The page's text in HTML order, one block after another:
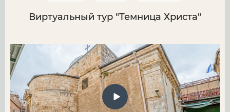
Виртуальный тур "Темница Христа"